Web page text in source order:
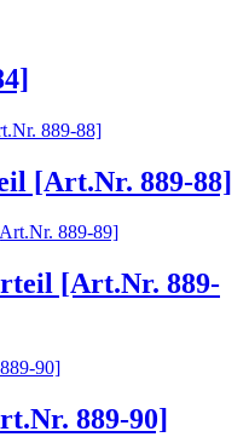
[Art.Nr. 889-88]
[Art.Nr. 889-
889-90]